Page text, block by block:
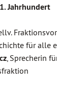
Jahrhundert
für alle
, Sprecherin